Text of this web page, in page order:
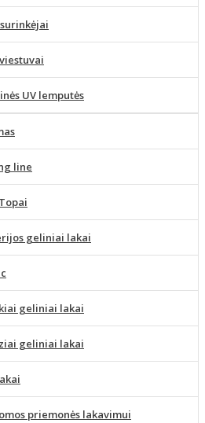
UV lemputės
line
geliniai lakai
geliniai lakai
geliniai lakai
priemonės lakavimui